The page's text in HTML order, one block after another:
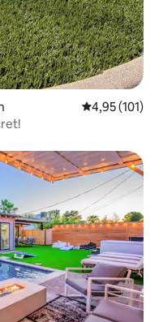
Évaluation
4,95 (101)
appréciés